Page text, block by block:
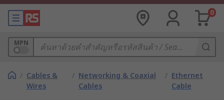
0
MPN
/ Cables &
Wires
/ Networking & Coaxial
Cables
/ Ethernet
Cable